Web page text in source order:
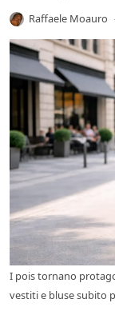
Raffaele Moauro
I pois tornano
vestiti e bluse subito